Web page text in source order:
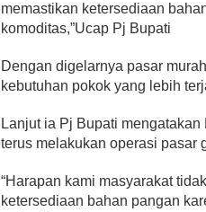
memastikan ketersediaan
komoditas,”Ucap Pj Bupati
Dengan digelarnya pasar
kebutuhan pokok yang lebih
Lanjut ia Pj Bupati
terus melakukan operasi pasar
“Harapan kami masyarakat
ketersediaan bahan pangan